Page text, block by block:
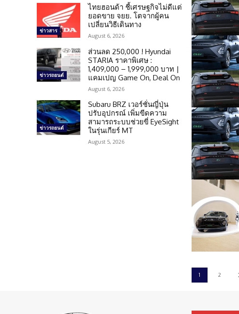
ข่าวสาร
ไทยฮอนด้า ชี้เศรษฐกิจไม่ดีแต่
ยอดขาย จยย. โตจากผู้คน
เปลี่ยนวิธีเดินทาง
August 6, 2026
ข่าวรถยนต์
ส่วนลด 250,000 ! Hyundai
STARIA ราคาพิเศษ :
1,409,000 – 1,999,000 บาท |
แคมเปญ Game On, Deal On
August 6, 2026
ข่าวรถยนต์
Subaru BRZ เวอร์ชั่นญี่ปุ่น
ปรับอุปกรณ์ เพิ่มขีดความ
สามารถระบบช่วยขี่ EyeSight
ในรุ่นเกียร์ MT
August 5, 2026
1 2